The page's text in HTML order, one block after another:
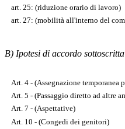
art. 25: (riduzione orario di lavoro)
art. 27: (mobilità all'interno del
B) Ipotesi di accordo
Art. 4 - (Assegnazione temporanea
Art. 5 - (Passaggio diretto ad altre
Art. 7 - (Aspettative)
Art. 10 - (Congedi dei genitori)